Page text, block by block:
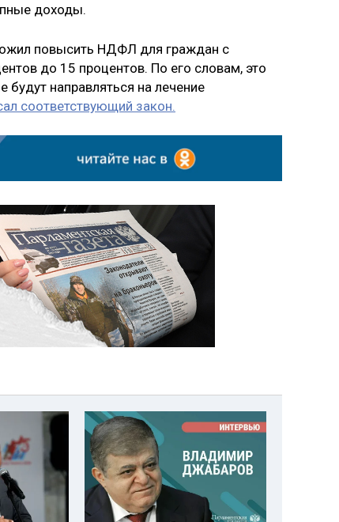
доходы.
повысить НДФЛ для граждан с
до 15 процентов. По его словам, это
направляться на лечение
соответствующий закон.